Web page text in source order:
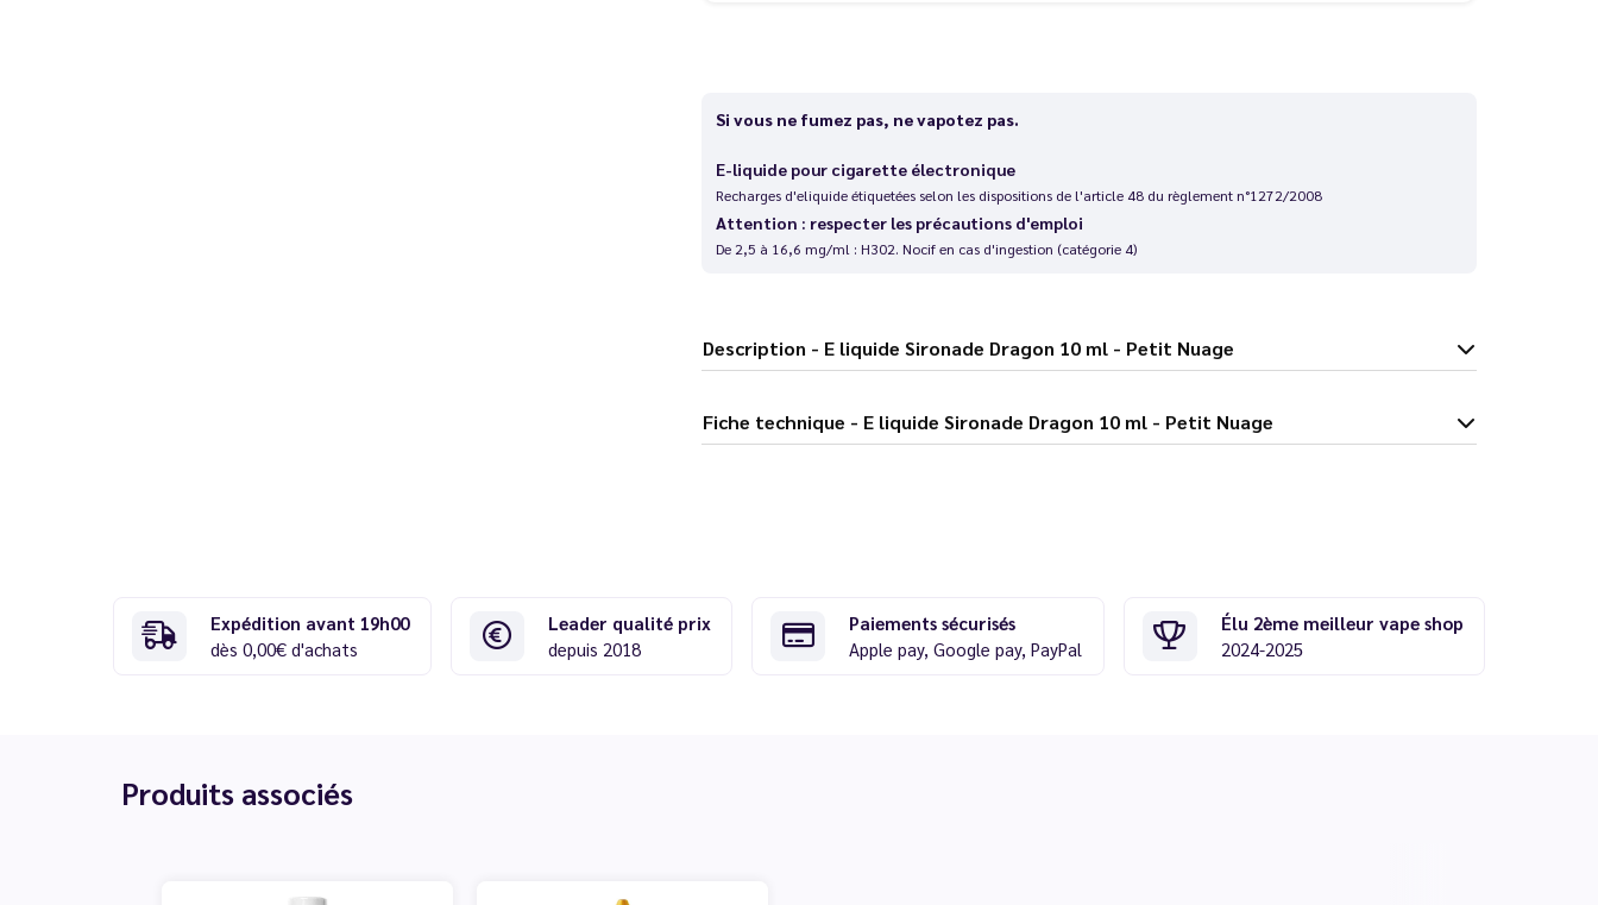
Si vous ne fumez pas, ne vapotez pas.
E-liquide pour cigarette électronique
Recharges d'eliquide étiquetées selon les dispositions de l'article 48 du règlement n°1272/2008
Attention : respecter les précautions d'emploi
De 2,5 à 16,6 mg/ml : H302. Nocif en cas d'ingestion (catégorie 4)
Description - E liquide Sironade Dragon 10 ml - Petit Nuage
Fiche technique - E liquide Sironade Dragon 10 ml - Petit Nuage
Expédition avant 19h00
dès 0,00€ d'achats
Leader qualité prix
depuis 2018
Paiements sécurisés
Apple pay, Google pay, PayPal
Élu 2ème meilleur vape shop
2024-2025
Produits associés